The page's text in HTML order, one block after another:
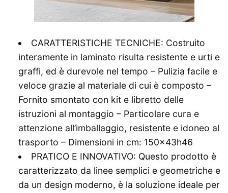
CARATTERISTICHE TECNICHE: Costruito
interamente in laminato risulta resistente e urti e
graffi, ed è durevole nel tempo – Pulizia facile e
veloce grazie al materiale di cui è composto –
Fornito smontato con kit e libretto delle
istruzioni al montaggio – Particolare cura e
attenzione all’imballaggio, resistente e idoneo al
trasporto – Dimensioni in cm: 150x43h46
PRATICO E INNOVATIVO: Questo prodotto è
caratterizzato da linee semplici e geometriche e
da un design moderno, è la soluzione ideale per